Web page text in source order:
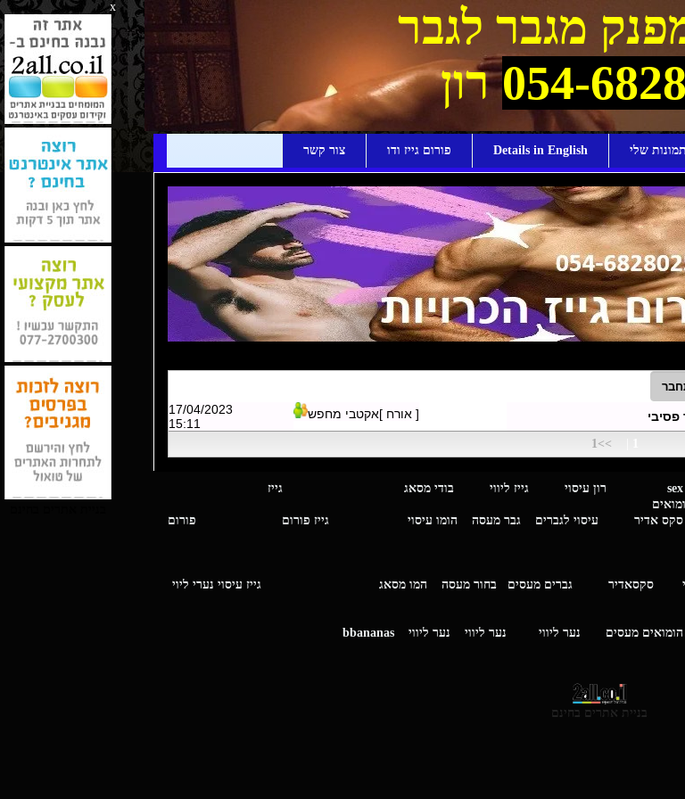
x
מגבר לגבר
054-רון
תמונות שלי Details in English פורום גייז ודו צור קשר
[ אורח ]אקטבי מחפש
17/04/2023
15:11
>>1
רון עיסוי גייז ליווי בודי מסאג גייז
סקס אדיר עיסוי לגברים גבר מעסה הומו עיסוי גייז פורום
פורום
סקסאדיר גברים מעסים בחור מעסה המו מסאג גייז עיסוי נערי ליוי
הומואים מעסים נער ליווי נער ליווי נער ליווי bbananas
בניית אתרים בחינם